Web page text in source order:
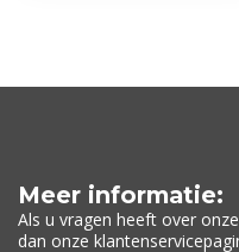
Meer informatie:
Als u vragen heeft over
dan onze